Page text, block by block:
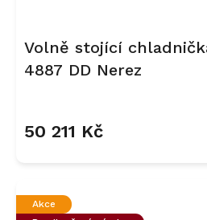
Volně stojící
4887 DD Nerez
50 211 Kč
Akce